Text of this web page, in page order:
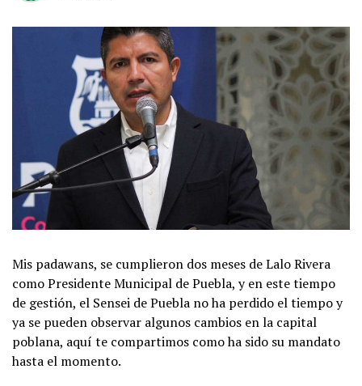
Mis padawans, se cumplieron dos meses de Lalo Rivera
como Presidente Municipal de Puebla, y en este tiempo
de gestión, el Sensei de Puebla no ha perdido el tiempo y
ya se pueden observar algunos cambios en la capital
poblana, aquí te compartimos como ha sido su mandato
hasta el momento.